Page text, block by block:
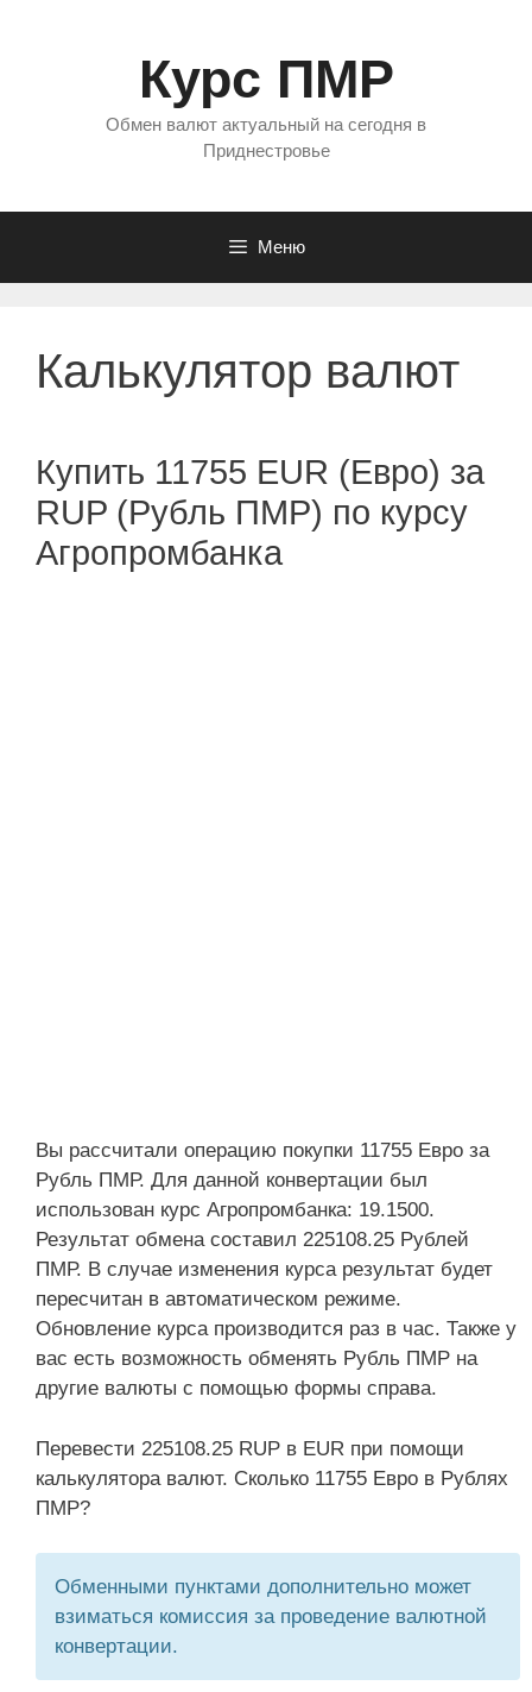
Курс ПМР
Обмен валют актуальный на сегодня в
Приднестровье
Меню
Калькулятор валют
Купить 11755 EUR (Евро) за
RUP (Рубль ПМР) по курсу
Агропромбанка
Вы рассчитали операцию покупки 11755 Евро за
Рубль ПМР. Для данной конвертации был
использован курс Агропромбанка: 19.1500.
Результат обмена составил 225108.25 Рублей
ПМР. В случае изменения курса результат будет
пересчитан в автоматическом режиме.
Обновление курса производится раз в час. Также у
вас есть возможность обменять Рубль ПМР на
другие валюты с помощью формы справа.
Перевести 225108.25 RUP в EUR при помощи
калькулятора валют. Сколько 11755 Евро в Рублях
ПМР?
Обменными пунктами дополнительно может
взиматься комиссия за проведение валютной
конвертации.